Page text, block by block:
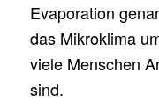
Evaporation
das Mikroklima
viele Menschen
sind.